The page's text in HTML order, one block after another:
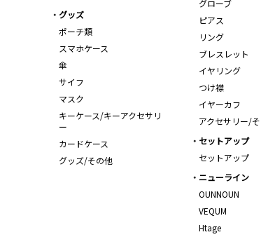
グローブ
ピアス
リング
ブレスレット
イヤリング
つけ襟
イヤーカフ
アクセサリー/
グッズ
ポーチ類
スマホケース
傘
サイフ
マスク
キーケース/キーアクセサリ
ー
カードケース
グッズ/その他
セットアップ
セットアップ
ニューライン
OUNNOUN
VEQUM
Htage